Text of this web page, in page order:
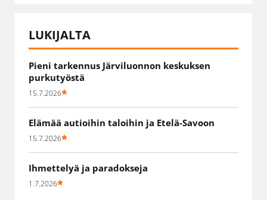
LUKIJALTA
Pieni tarkennus Järviluonnon keskuksen
purkutyöstä
15.7.2026
Elämää autioihin taloihin ja Etelä-Savoon
15.7.2026
Ihmettelyä ja paradokseja
1.7.2026